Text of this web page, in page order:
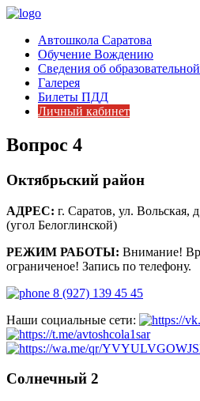
Автошкола Саратова
Обучение Вождению
Сведения об
Галерея
Билеты ПДД
Личный кабинет
Вопрос 4
Октябрьский район
АДРЕС: г. Саратов, ул. Вольская,
(угол Белоглинской)
РЕЖИМ РАБОТЫ: Внимание!
ограниченое! Запись по телефону.
8 (927) 139 45 45
Наши социальные сети:
Солнечный 2